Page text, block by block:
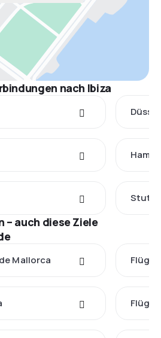
nach Ibiza
– auch diese Ziele
Mallorca Flüge
Flüge